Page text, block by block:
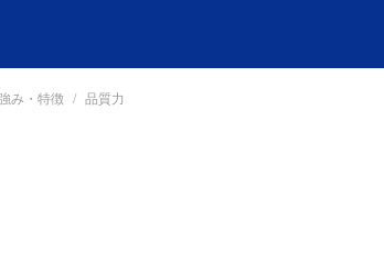
み・特徴 品質力